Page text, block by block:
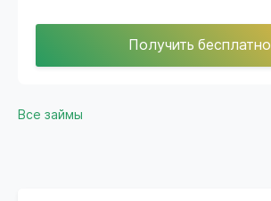
Получить бесплатно
Все займы